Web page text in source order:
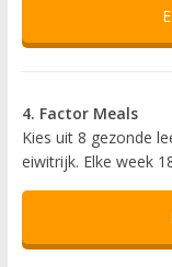
4. Factor Meals
Kies uit 8 gezonde
eiwitrijk. Elke week